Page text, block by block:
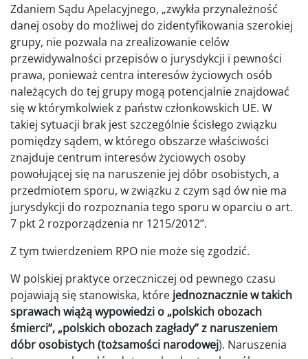
Zdaniem Sądu Apelacyjnego, „zwykła przynależność
danej osoby do możliwej do zidentyfikowania szerokiej
grupy, nie pozwala na zrealizowanie celów
przewidywalności przepisów o jurysdykcji i pewności
prawa, ponieważ centra interesów życiowych osób
należących do tej grupy mogą potencjalnie znajdować
się w którymkolwiek z państw członkowskich UE. W
takiej sytuacji brak jest szczególnie ścisłego związku
pomiędzy sądem, w którego obszarze właściwości
znajduje centrum interesów życiowych osoby
powołującej się na naruszenie jej dóbr osobistych, a
przedmiotem sporu, w związku z czym sąd ów nie ma
jurysdykcji do rozpoznania tego sporu w oparciu o art.
7 pkt 2 rozporządzenia nr 1215/2012”.
Z tym twierdzeniem RPO nie może się zgodzić.
W polskiej praktyce orzeczniczej od pewnego czasu
pojawiają się stanowiska, które jednoznacznie w takich
sprawach wiążą wypowiedzi o „polskich obozach
śmierci”, „polskich obozach zagłady” z naruszeniem
dóbr osobistych (tożsamości narodowej). Naruszenia